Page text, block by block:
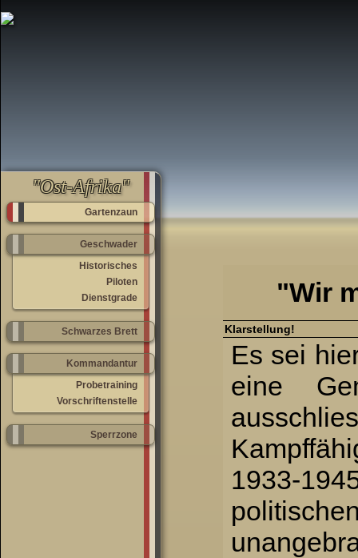
"Ost-Afrika"
Gartenzaun
Geschwader
Historisches
Piloten
Dienstgrade
Schwarzes Brett
Kommandantur
Probetraining
Vorschriftenstelle
Sperrzone
"Wir
Klarstellung!
Es sei
eine
1933-